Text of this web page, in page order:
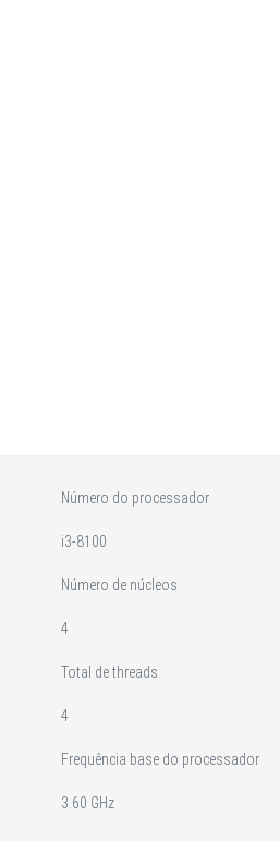
Número do processador
i3-8100
Número de núcleos
4
Total de threads
4
Frequência base do processador
3.60 GHz